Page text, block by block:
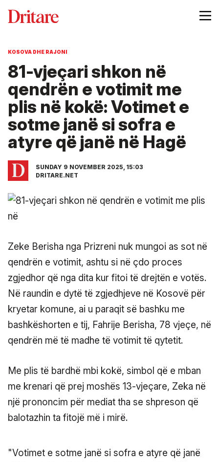
KOSOVA DHE RAJONI
81-vjeçari shkon në
qendrën e votimit me
plis në kokë: Votimet e
sotme janë si sofra e
atyre që janë në Hagë
SUNDAY 9 NOVEMBER 2025, 15:03
DRITARE.NET
Zeke Berisha nga Prizreni nuk mungoi as sot në
qendrën e votimit, ashtu si në çdo proces
zgjedhor që nga dita kur fitoi të drejtën e votës.
Në raundin e dytë të zgjedhjeve në Kosovë për
kryetar komune, ai u paraqit së bashku me
bashkëshorten e tij, Fahrije Berisha, 78 vjeçe, në
qendrën më të madhe të votimit të qytetit.
Me plis të bardhë mbi kokë, simbol që e mban
me krenari që prej moshës 13-vjeçare, Zeka në
një prononcim për mediat tha se shpreson që
balotazhin ta fitojë më i mirë.
"Votimet e sotme janë si sofra e atyre që janë